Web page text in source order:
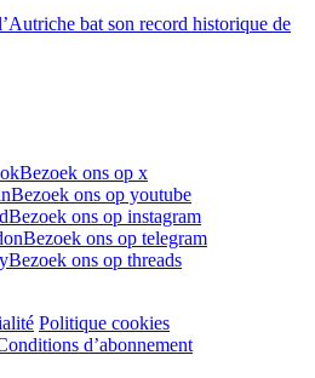
bat son record historique de
Bezoek ons op x
Bezoek ons op youtube
Bezoek ons op instagram
Bezoek ons op telegram
Bezoek ons op threads
Politique cookies
d’abonnement